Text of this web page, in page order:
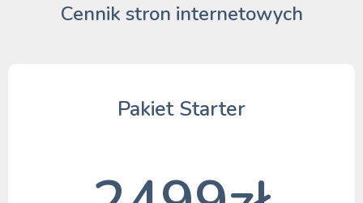
Cennik stron internetowych
Pakiet Starter